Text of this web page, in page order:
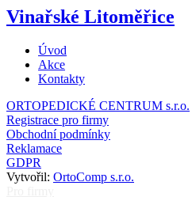
Vinařské Litoměřice
Úvod
Akce
Kontakty
ORTOPEDICKÉ CENTRUM s.r.o.
Registrace pro firmy
Obchodní podmínky
Reklamace
GDPR
Vytvořil: OrtoComp s.r.o.